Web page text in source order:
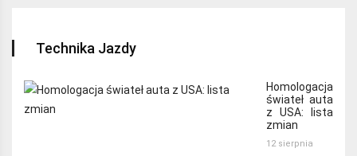
Technika Jazdy
Homologacja
świateł auta
z USA: lista
zmian
12 sierpnia